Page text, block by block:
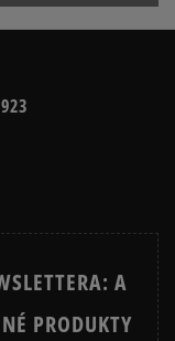
A
PRODUKTY